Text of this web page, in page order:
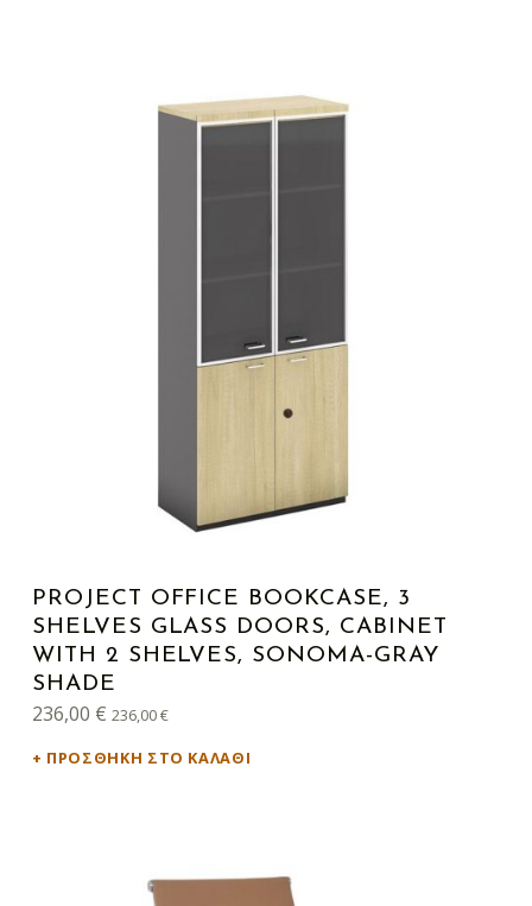
PROJECT OFFICE BOOKCASE, 3
SHELVES GLASS DOORS, CABINET
WITH 2 SHELVES, SONOMA-GRAY
SHADE
236,00 € 236,00€
ΠΡΟΣΘΉΚΗ ΣΤΟ ΚΑΛΆΘΙ